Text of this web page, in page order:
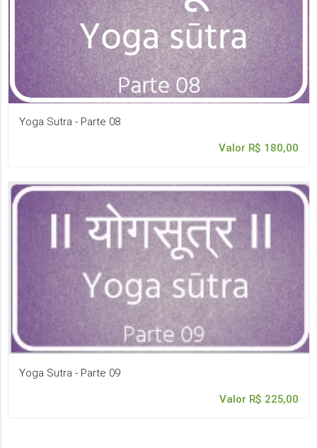
Yoga Sutra - Parte 08
Valor R$ 180,00
Yoga Sutra - Parte 09
Valor R$ 225,00